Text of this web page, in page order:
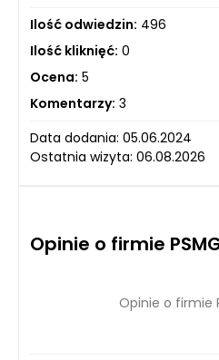
Ilość odwiedzin: 496
Ilość kliknięć: 0
Ocena: 5
Komentarzy: 3
Data dodania: 05.06.2024
Ostatnia wizyta: 06.08.2026
Opinie o firmie
Opinie o firmie